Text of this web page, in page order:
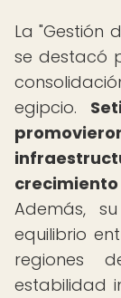
La "Gestión
se destacó
egipcio.
Además,
equilibrio
regiones
estabilidad